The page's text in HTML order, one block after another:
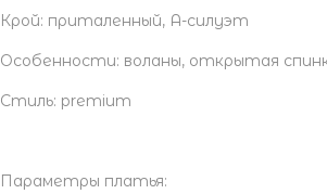
Крой: приталенный, А-силуэт
Особенности: воланы, открытая
Стиль: premium
Параметры платья: